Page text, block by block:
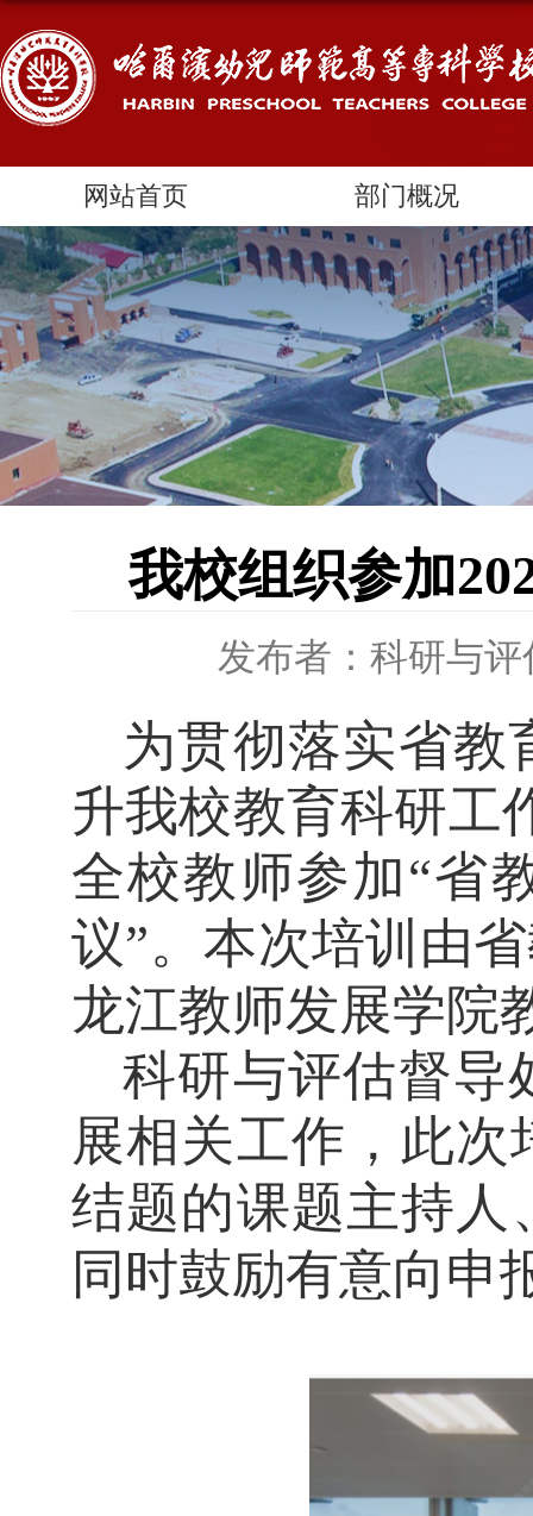
网站首页 部门概况
我校组织参加
发布者：科研与
为贯彻落实省教
升我校教育科研工
全校教师参加“省
议”。本次培训由
龙江教师发展学院
科研与评估督导
展相关工作 ， 此次
结题的课题主持人
同时鼓励有意向申